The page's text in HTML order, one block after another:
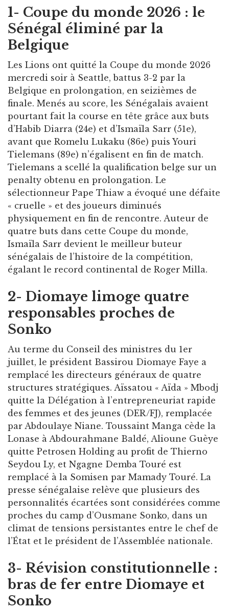
1- Coupe du monde 2026 : le
Sénégal éliminé par la
Belgique
Les Lions ont quitté la Coupe du monde 2026
mercredi soir à Seattle, battus 3-2 par la
Belgique en prolongation, en seizièmes de
finale. Menés au score, les Sénégalais avaient
pourtant fait la course en tête grâce aux buts
d’Habib Diarra (24e) et d’Ismaïla Sarr (51e),
avant que Romelu Lukaku (86e) puis Youri
Tielemans (89e) n’égalisent en fin de match.
Tielemans a scellé la qualification belge sur un
penalty obtenu en prolongation. Le
sélectionneur Pape Thiaw a évoqué une défaite
« cruelle » et des joueurs diminués
physiquement en fin de rencontre. Auteur de
quatre buts dans cette Coupe du monde,
Ismaïla Sarr devient le meilleur buteur
sénégalais de l’histoire de la compétition,
égalant le record continental de Roger Milla.
2- Diomaye limoge quatre
responsables proches de
Sonko
Au terme du Conseil des ministres du 1er
juillet, le président Bassirou Diomaye Faye a
remplacé les directeurs généraux de quatre
structures stratégiques. Aïssatou « Aïda » Mbodj
quitte la Délégation à l’entrepreneuriat rapide
des femmes et des jeunes (DER/FJ), remplacée
par Abdoulaye Niane. Toussaint Manga cède la
Lonase à Abdourahmane Baldé, Alioune Guèye
quitte Petrosen Holding au profit de Thierno
Seydou Ly, et Ngagne Demba Touré est
remplacé à la Somisen par Mamady Touré. La
presse sénégalaise relève que plusieurs des
personnalités écartées sont considérées comme
proches du camp d’Ousmane Sonko, dans un
climat de tensions persistantes entre le chef de
l’État et le président de l’Assemblée nationale.
3- Révision constitutionnelle :
bras de fer entre Diomaye et
Sonko